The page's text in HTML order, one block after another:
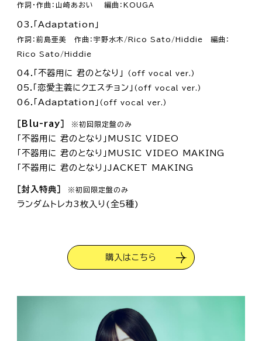
作詞・作曲：山崎あおい 編曲：KOUGA
03.「Adaptation」
作詞：前島亜美 作曲：宇野水木/Rico Sato/Hiddie 編曲：
Rico Sato/Hiddie
04.「不器用に 君のとなり」 (off vocal ver.)
05.「恋愛主義にクエスチョン」 (off vocal ver.)
06.「Adaptation」 (off vocal ver.)
［Blu-ray］ ※初回限定盤のみ
「不器用に 君のとなり」MUSIC VIDEO
「不器用に 君のとなり」MUSIC VIDEO MAKING
「不器用に 君のとなり」JACKET MAKING
［封入特典］ ※初回限定盤のみ
ランダムトレカ3枚入り(全5種)
購入はこちら